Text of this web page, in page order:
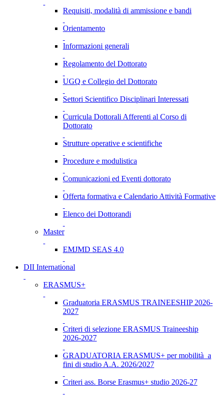
Requisiti, modalità di ammissione e bandi
Orientamento
Informazioni generali
Regolamento del Dottorato
UGQ e Collegio del Dottorato
Settori Scientifico Disciplinari Interessati
Curricula Dottorali Afferenti al Corso di
Dottorato
Strutture operative e scientifiche
Procedure e modulistica
Comunicazioni ed Eventi dottorato
Offerta formativa e Calendario Attività Formative
Elenco dei Dottorandi
Master
EMJMD SEAS 4.0
DII International
ERASMUS+
Graduatoria ERASMUS TRAINEESHIP 2026-
2027
Criteri di selezione ERASMUS Traineeship
2026-2027
GRADUATORIA ERASMUS+ per mobilità a
fini di studio A.A. 2026/2027
Criteri ass. Borse Erasmus+ studio 2026-27